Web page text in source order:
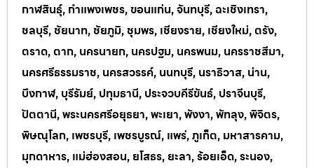
กาฬสินธุ์, กำแพงเพชร, ขอนแก่น, จันทบุรี, ฉะเชิงเทรา,
ชลบุรี, ชัยนาท, ชัยภูมิ, ชุมพร, เชียงราย, เชียงใหม่, ตรัง,
ตราด, ตาก, นครนายก, นครปฐม, นครพนม, นครราชสีมา,
นครศรีธรรมราช, นครสวรรค์, นนทบุรี, นราธิวาส, น่าน,
บึงกาฬ, บุรีรัมย์, ปทุมธานี, ประจวบคีรีขันธ์, ปราจีนบุรี,
ปัตตานี, พระนครศรีอยุธยา, พะเยา, พังงา, พัทลุง, พิจิตร,
พิษณุโลก, เพชรบุรี, เพชรบูรณ์, แพร่, ภูเก็ต, มหาสารคาม,
มุกดาหาร, แม่ฮ่องสอน, ยโสธร, ยะลา, ร้อยเอ็ด, ระนอง,